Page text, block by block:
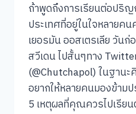
ถ้าพูดถึงการเรียนต่อปริญ
ประเทศที่อยู่ในใจหลายค
เยอรมัน ออสเตรเลีย วัน
สวีเดน ไปสั้นๆทาง
(@Chutchapol) ในฐานะ
อยากให้หลายคนมองข้าม
5 เหตุผลที่คุณควรไปเรีย